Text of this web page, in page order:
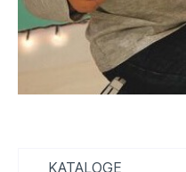
KATALOGE